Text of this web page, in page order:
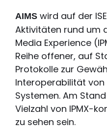
AIMS wird auf der
Aktivitäten rund um
Media Experience
Reihe offener, auf
Protokolle zur
Interoperabilität
Systemen. Am
Vielzahl von IPMX-
zu sehen sein.